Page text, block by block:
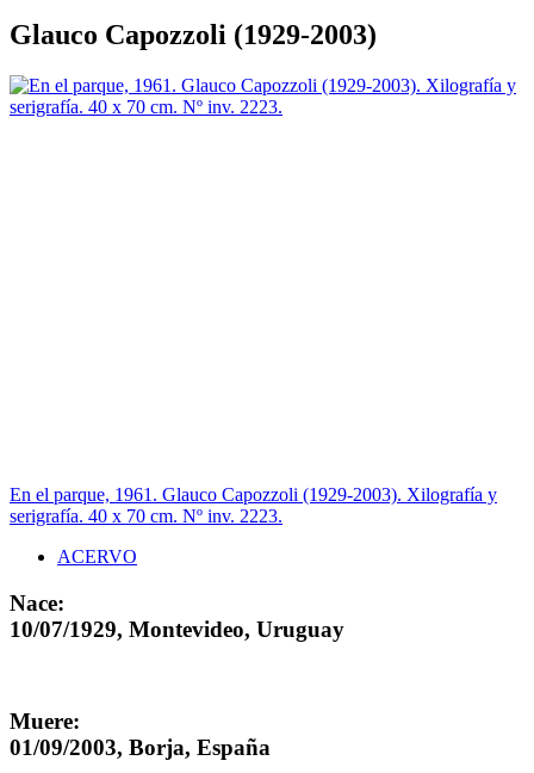
Glauco Capozzoli (1929-2003)
En el parque, 1961. Glauco Capozzoli (1929-2003). Xilografía y
serigrafía. 40 x 70 cm. Nº inv. 2223.
ACERVO
Nace:
10/07/1929, Montevideo, Uruguay
Muere:
01/09/2003, Borja, España